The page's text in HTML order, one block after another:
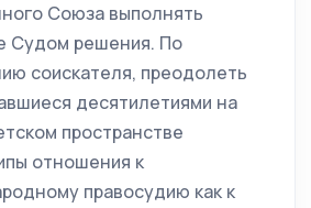
Союза выполнять
Судом решения. По
соискателя, преодолеть
десятилетиями на
пространстве
отношения к
правосудию как к